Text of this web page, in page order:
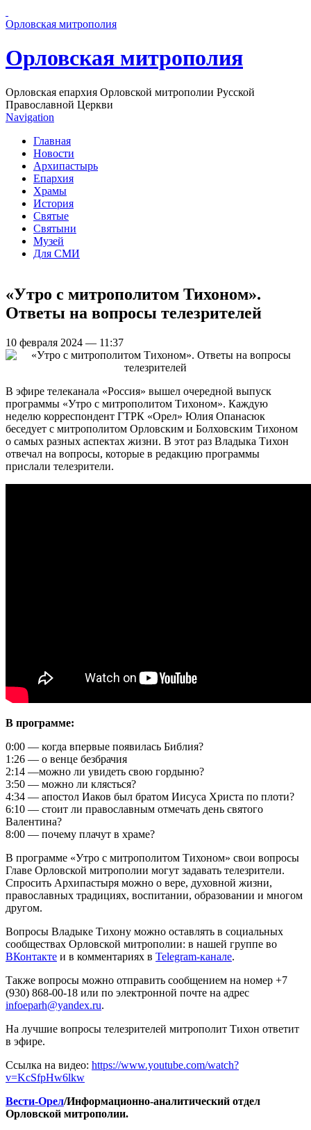
Орловская митрополия
Орловская митрополия
Орловская епархия Орловской митрополии Русской
Православной Церкви
Navigation
Главная
Новости
Архипастырь
Епархия
Храмы
История
Святые
Святыни
Музей
Для СМИ
«Утро с митрополитом Тихоном».
Ответы на вопросы телезрителей
10 февраля 2024 — 11:37
В эфире телеканала «Россия» вышел очередной выпуск
программы «Утро с митрополитом Тихоном». Каждую
неделю корреспондент ГТРК «Орел» Юлия Опанасюк
беседует с митрополитом Орловским и Болховским Тихоном
о самых разных аспектах жизни. В этот раз Владыка Тихон
отвечал на вопросы, которые в редакцию программы
прислали телезрители.
В программе:
0:00 — когда впервые появилась Библия?
1:26 — о венце безбрачия
2:14 —можно ли увидеть свою гордыню?
3:50 — можно ли клясться?
4:34 — апостол Иаков был братом Иисуса Христа по плоти?
6:10 — стоит ли православным отмечать день святого
Валентина?
8:00 — почему плачут в храме?
В программе «Утро с митрополитом Тихоном» свои вопросы
Главе Орловской митрополии могут задавать телезрители.
Спросить Архипастыря можно о вере, духовной жизни,
православных традициях, воспитании, образовании и многом
другом.
Вопросы Владыке Тихону можно оставлять в социальных
сообществах Орловской митрополии: в нашей группе во
ВКонтакте и в комментариях в Telegram-канале.
Также вопросы можно отправить сообщением на номер +7
(930) 868-00-18 или по электронной почте на адрес
infoeparh@yandex.ru.
На лучшие вопросы телезрителей митрополит Тихон ответит
в эфире.
Ссылка на видео: https://www.youtube.com/watch?
v=KcSfpHw6lkw
Вести-Орел/Информационно-аналитический отдел
Орловской митрополии.